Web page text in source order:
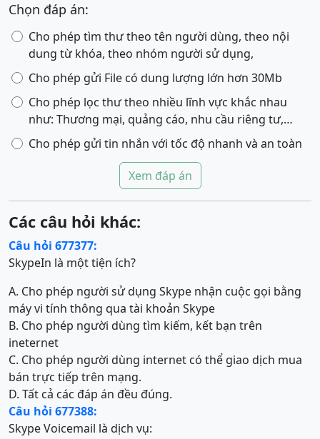
Chọn đáp án:
Cho phép tìm thư theo tên người dùng, theo nội
dung từ khóa, theo nhóm người sử dụng,
Cho phép gửi File có dung lượng lớn hơn 30Mb
Cho phép lọc thư theo nhiều lĩnh vực khắc nhau
như: Thương mại, quảng cáo, nhu cầu riêng tư,…
Cho phép gửi tin nhắn với tốc độ nhanh và an toàn
Xem đáp án
Các câu hỏi khác:
Câu hỏi 677377:
SkypeIn là một tiện ích?
A. Cho phép người sử dụng Skype nhận cuộc gọi bằng
máy vi tính thông qua tài khoản Skype
B. Cho phép người dùng tìm kiếm, kết bạn trên
ineternet
C. Cho phép người dùng internet có thể giao dịch mua
bán trực tiếp trên mạng.
D. Tất cả các đáp án đều đúng.
Câu hỏi 677388:
Skype Voicemail là dịch vụ: